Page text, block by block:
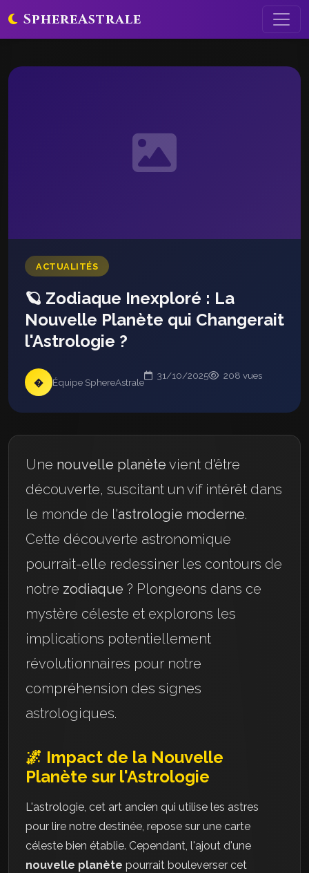
SphereAstrale
ACTUALITÉS
🪐 Zodiaque Inexploré : La
Nouvelle Planète qui Changerait
l'Astrologie ?
� Équipe SphereAstrale
31/10/2025 208 vues
Une nouvelle planète vient d'être
découverte, suscitant un vif intérêt dans
le monde de l'astrologie moderne.
Cette découverte astronomique
pourrait-elle redessiner les contours de
notre zodiaque ? Plongeons dans ce
mystère céleste et explorons les
implications potentiellement
révolutionnaires pour notre
compréhension des signes
astrologiques.
🌌 Impact de la Nouvelle
Planète sur l'Astrologie
L'astrologie, cet art ancien qui utilise les astres
pour lire notre destinée, repose sur une carte
céleste bien établie. Cependant, l'ajout d'une
nouvelle planète pourrait bouleverser cet